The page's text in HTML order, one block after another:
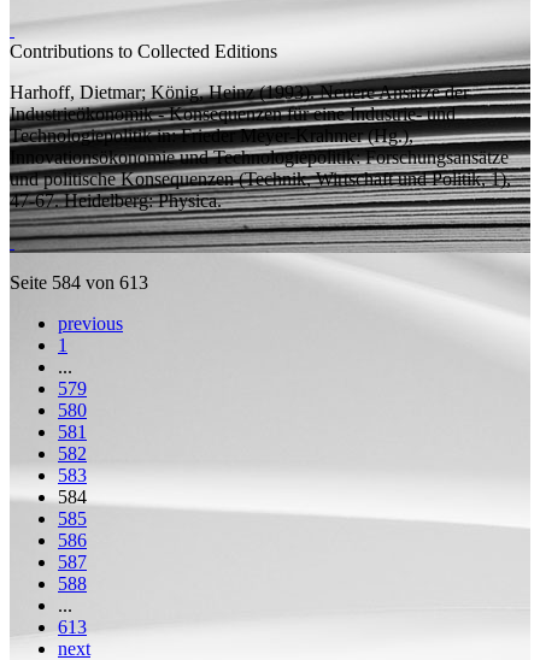
Contributions to Collected Editions
Harhoff, Dietmar; König, Heinz(1993).Neuere Ansätze der
Industrieökonomik - Konsequenzen für eine Industrie- und
Technologiepolitikin: Frieder Meyer-Krahmer (Hg.),
Innovationsökonomie und Technologiepolitik: Forschungsansätze
und politische Konsequenzen(Technik, Wirtschaft und Politik, 1),
47-67. Heidelberg: Physica.
Seite 584 von 613
previous
1
...
579
580
581
582
583
584
585
586
587
588
...
613
next